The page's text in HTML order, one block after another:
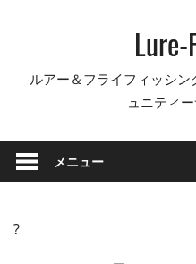
ルアー＆フライフィッシン
ュニティ
メニュー
?